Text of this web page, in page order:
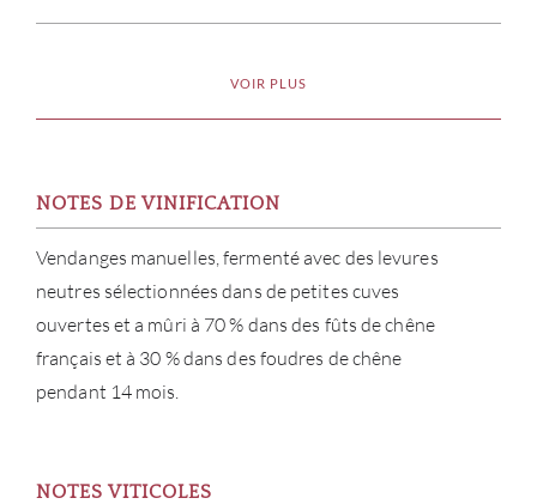
VOIR PLUS
NOTES DE VINIFICATION
Vendanges manuelles, fermenté avec des levures
neutres sélectionnées dans de petites cuves
ouvertes et a mûri à 70 % dans des fûts de chêne
français et à 30 % dans des foudres de chêne
pendant 14 mois.
NOTES VITICOLES